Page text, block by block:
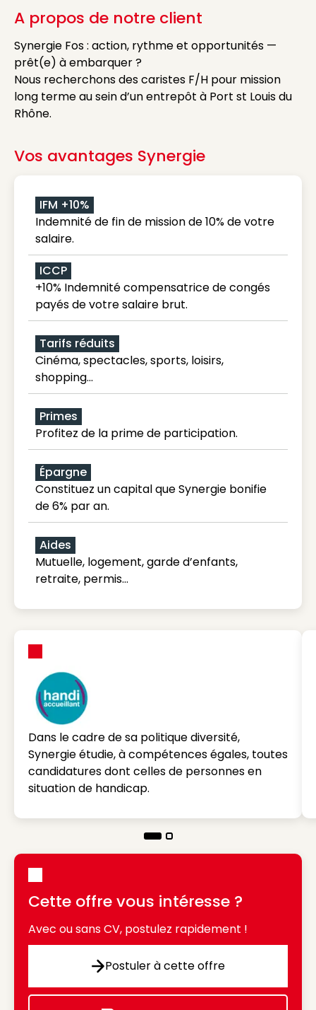
A propos de notre client
Synergie Fos : action, rythme et opportunités —
prêt(e) à embarquer ?
Nous recherchons des caristes F/H pour mission
long terme au sein d’un entrepôt à Port st Louis du
Rhône.
Vos avantages Synergie
IFM +10%
Indemnité de fin de mission de 10% de votre
salaire.
ICCP
+10% Indemnité compensatrice de congés
payés de votre salaire brut.
Tarifs réduits
Cinéma, spectacles, sports, loisirs,
shopping...
Primes
Profitez de la prime de participation.
Épargne
Constituez un capital que Synergie bonifie
de 6% par an.
Aides
Mutuelle, logement, garde d’enfants,
retraite, permis…
Dans le cadre de sa politique diversité,
Synergie étudie, à compétences égales, toutes
candidatures dont celles de personnes en
situation de handicap.
Cette offre vous intéresse ?
Avec ou sans CV, postulez rapidement !
Postuler à cette offre
Postuler à cette offre